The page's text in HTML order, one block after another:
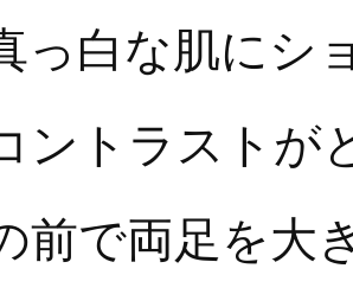
っ白な肌にシ
ントラストが
前で両足を大